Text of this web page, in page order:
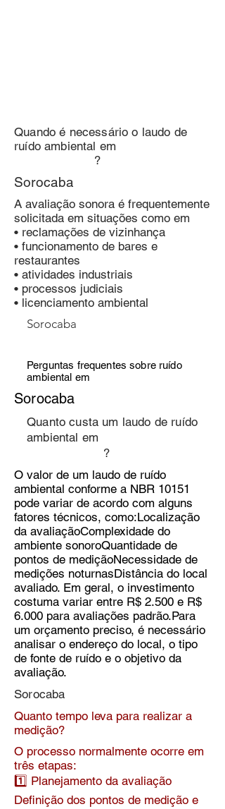
Quando é necessário o laudo de
ruído ambiental em
?
Sorocaba
A avaliação sonora é frequentemente
solicitada em situações como em
• reclamações de vizinhança
• funcionamento de bares e
restaurantes
• atividades industriais
• processos judiciais
• licenciamento ambiental
Sorocaba
Perguntas frequentes sobre ruído
ambiental em
Sorocaba
Quanto custa um laudo de ruído
ambiental em
?
O valor de um laudo de ruído
ambiental conforme a NBR 10151
pode variar de acordo com alguns
fatores técnicos, como:Localização
da avaliaçãoComplexidade do
ambiente sonoroQuantidade de
pontos de mediçãoNecessidade de
medições noturnasDistância do local
avaliado. Em geral, o investimento
costuma variar entre R$ 2.500 e R$
6.000 para avaliações padrão.Para
um orçamento preciso, é necessário
analisar o endereço do local, o tipo
de fonte de ruído e o objetivo da
avaliação.
Sorocaba
Quanto tempo leva para realizar a
medição?
O processo normalmente ocorre em
três etapas:
1️⃣ Planejamento da avaliação
Definição dos pontos de medição e